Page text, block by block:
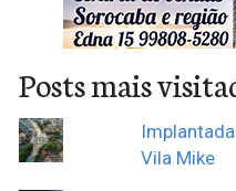
Posts mais
Vila Mike